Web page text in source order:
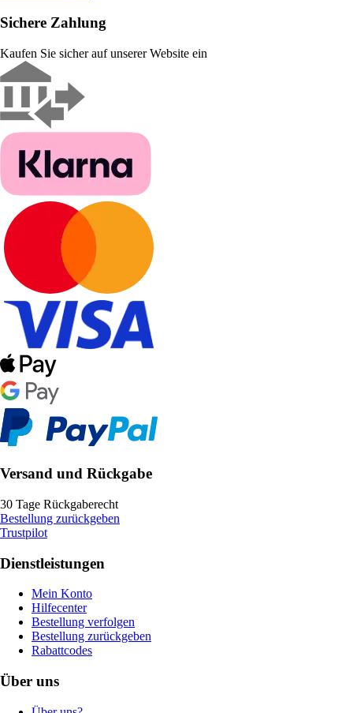
Sichere Zahlung
Kaufen Sie sicher auf unserer Website ein
Versand und Rückgabe
30 Tage Rückgaberecht
Bestellung zurückgeben
Trustpilot
Dienstleistungen
Mein Konto
Hilfecenter
Bestellung verfolgen
Bestellung zurückgeben
Rabattcodes
Über uns